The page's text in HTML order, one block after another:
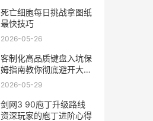
死亡细胞每日挑战拿图纸
最快技巧
2026-05-26
客制化高品质键盘入坑保
姆指南教你彻底避开大冤
种
2026-05-29
剑网3 90庖丁升级路线
资深玩家的庖丁进阶心得